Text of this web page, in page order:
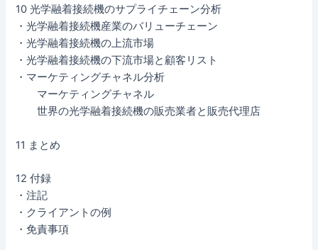
10 光学融着接続機のサプライチェーン分析
・光学融着接続機産業のバリューチェーン
・光学融着接続機の上流市場
・光学融着接続機の下流市場と顧客リスト
・マーケティングチャネル分析
マーケティングチャネル
世界の光学融着接続機の販売業者と販売代理店
11 まとめ
12 付録
・注記
・クライアントの例
・免責事項